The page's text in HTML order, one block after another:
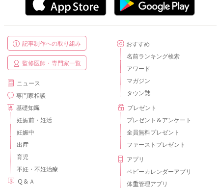
記事制作への取り組み
監修医師・専門家一覧
ニュース
専門家相談
基礎知識
妊娠前・妊活
妊娠中
出産
育児
不妊・不妊治療
Ｑ＆Ａ
おすすめ
名前ランキング検索
アワード
マガジン
タウン誌
プレゼント
プレゼント＆アンケート
全員無料プレゼント
ファーストプレゼント
アプリ
ベビーカレンダーアプリ
体重管理アプリ